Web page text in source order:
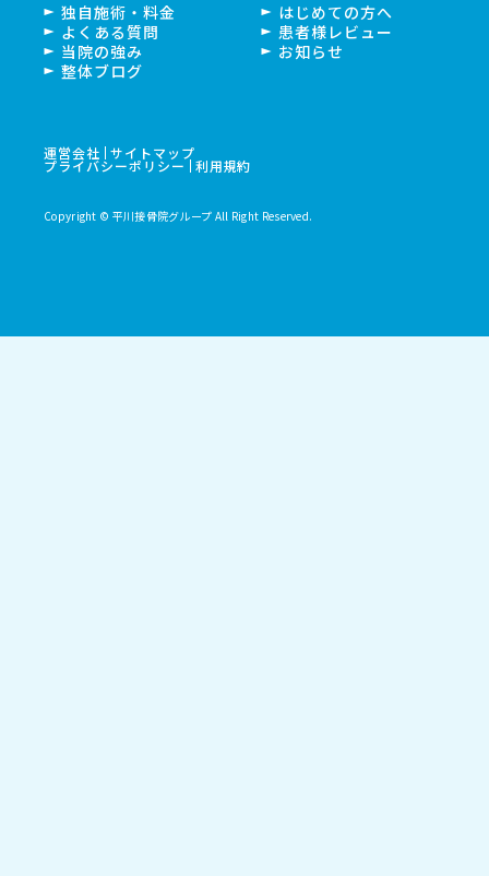
独自施術・料金
はじめての方へ
よくある質問
患者様レビュー
当院の強み
お知らせ
整体ブログ
運営会社 サイトマップ
プライバシーポリシー 利用規約
Copyright © 平川接骨院グループ All Right Reserved.